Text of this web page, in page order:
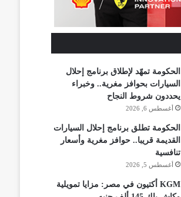
الحكومة تمهّد لإطلاق برنامج إحلال
السيارات بحوافز مغرية.. وخبراء
يحددون شروط النجاح
أغسطس 6, 2026
الحكومة تطلق برنامج إحلال السيارات
القديمة قريبا.. حوافز مغرية وأسعار
تنافسية
أغسطس 5, 2026
KGM أكتيون في مصر: مزايا تمويلية